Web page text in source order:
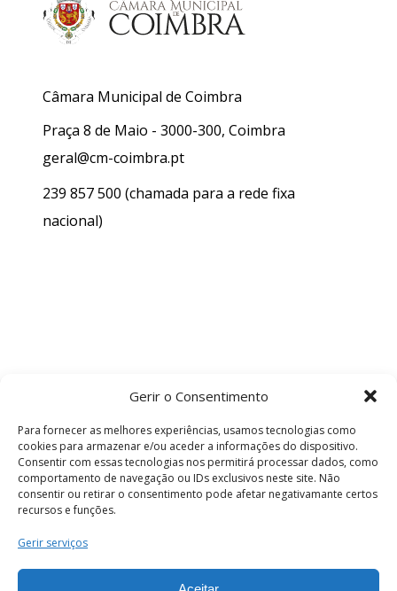
Gerir o Consentimento
Para fornecer as melhores experiências, usamos tecnologias como
cookies para armazenar e/ou aceder a informações do dispositivo.
Consentir com essas tecnologias nos permitirá processar dados, como
comportamento de navegação ou IDs exclusivos neste site. Não
consentir ou retirar o consentimento pode afetar negativamante certos
recursos e funções.
Gerir serviços
Câmara Municipal de Coimbra
Praça 8 de Maio - 3000-300, Coimbra
geral@cm-coimbra.pt
239 857 500 (chamada para a rede fixa
nacional)
Termos e Condições